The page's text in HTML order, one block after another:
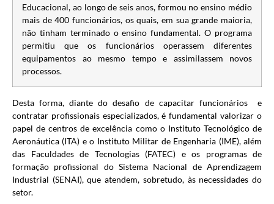
Educacional, ao longo de seis anos, formou no ensino médio
mais de 400 funcionários, os quais, em sua grande maioria,
não tinham terminado o ensino fundamental. O programa
permitiu que os funcionários operassem diferentes
equipamentos ao mesmo tempo e assimilassem novos
processos.
Desta forma, diante do desafio de capacitar funcionários e
contratar profissionais especializados, é fundamental valorizar o
papel de centros de excelência como o Instituto Tecnológico de
Aeronáutica (ITA) e o Instituto Militar de Engenharia (IME), além
das Faculdades de Tecnologias (FATEC) e os programas de
formação profissional do Sistema Nacional de Aprendizagem
Industrial (SENAI), que atendem, sobretudo, às necessidades do
setor.